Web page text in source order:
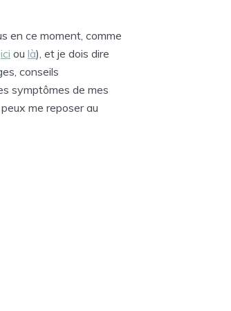
en ce moment, comme
ici ou là), et je dois dire
conseils
symptômes de mes
me reposer au